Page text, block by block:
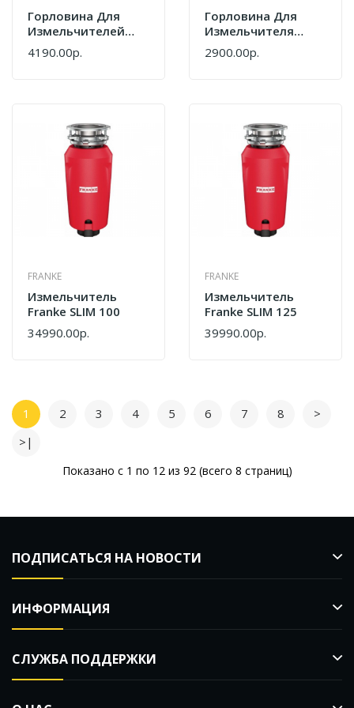
Горловина Для
Измельчителей
Milacio MC.033.MB
Чёрный Матовый
4190.00р.
Горловина Для
Измельчителя
Paulmark PM114-GM
Вороненая Сталь
2900.00р.
FRANKE
Измельчитель
Franke SLIM 100
34990.00р.
FRANKE
Измельчитель
Franke SLIM 125
39990.00р.
1 2 3 4 5 6 7 8
>
>|
Показано с 1 по 12 из 92 (всего 8 страниц)
ПОДПИСАТЬСЯ НА НОВОСТИ
ИНФОРМАЦИЯ
СЛУЖБА ПОДДЕРЖКИ